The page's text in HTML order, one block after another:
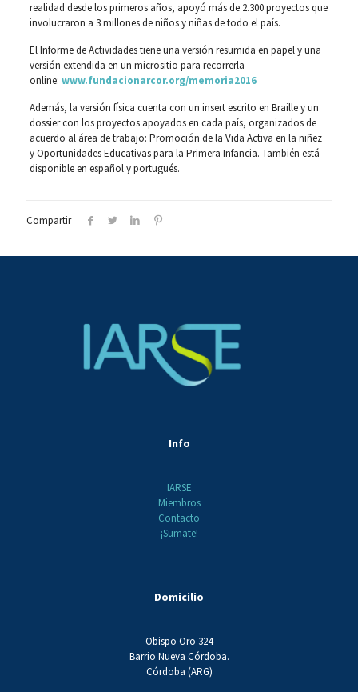
realidad desde los primeros años, apoyó más de 2.300 proyectos que
involucraron a 3 millones de niños y niñas de todo el país.
El Informe de Actividades tiene una versión resumida en papel y una
versión extendida en un micrositio para recorrerla
online: www.fundacionarcor.org/memoria2016
Además, la versión física cuenta con un insert escrito en Braille y un
dossier con los proyectos apoyados en cada país, organizados de
acuerdo al área de trabajo: Promoción de la Vida Activa en la niñez
y Oportunidades Educativas para la Primera Infancia. También está
disponible en español y portugués.
Compartir
Info
IARSE
Miembros
Contacto
¡Sumate!
Domicilio
Obispo Oro 324
Barrio Nueva Córdoba.
Córdoba (ARG)